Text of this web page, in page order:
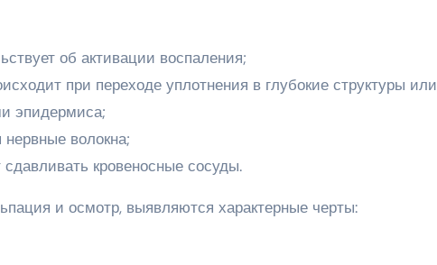
об активации воспаления;
при переходе уплотнения в глубокие структуры или
эпидермиса;
волокна;
кровеносные сосуды.
и осмотр, выявляются характерные черты: